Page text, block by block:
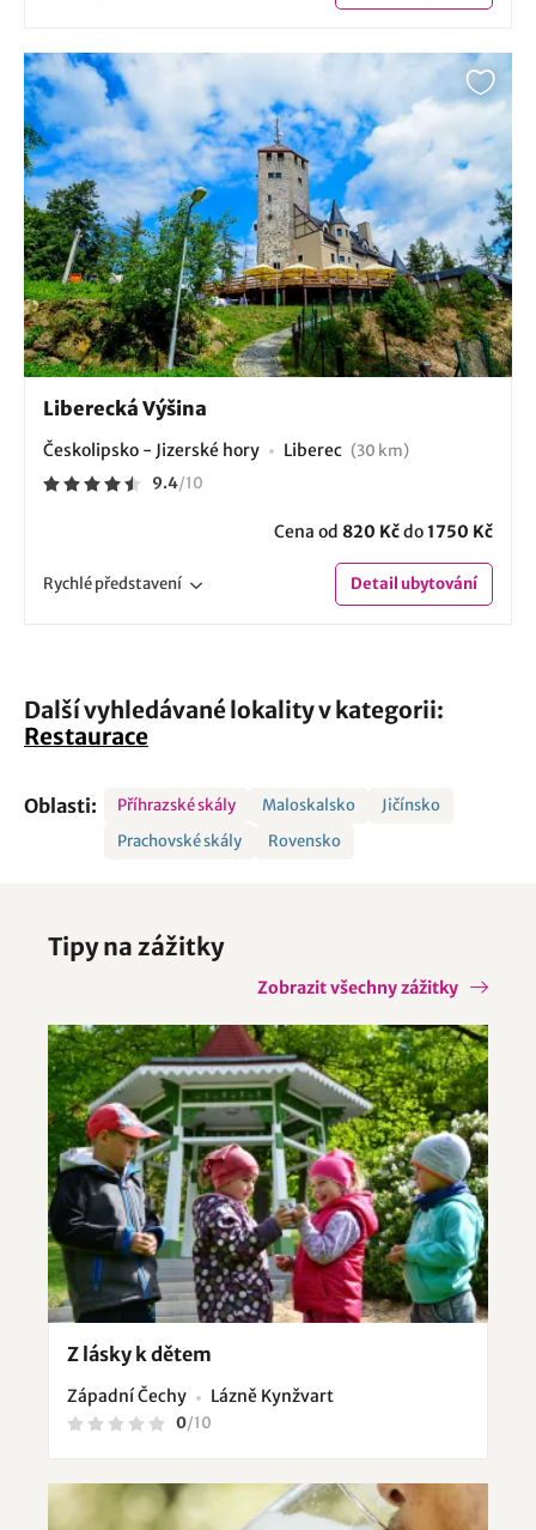
Liberecká Výšina
Českolipsko - Jizerské hory Liberec (30 km)
9.4/10
Cena od 820 Kčdo1750 Kč
Rychlépředstavení Detailubytování
Další vyhledávané lokality v kategorii:
Restaurace
Oblasti: Příhrazské skály Maloskalsko
Jičínsko
Prachovské skály
Rovensko
Tipy na zážitky
Zobrazit všechny zážitky
Z lásky k dětem
Západní Čechy Lázně Kynžvart
0/10